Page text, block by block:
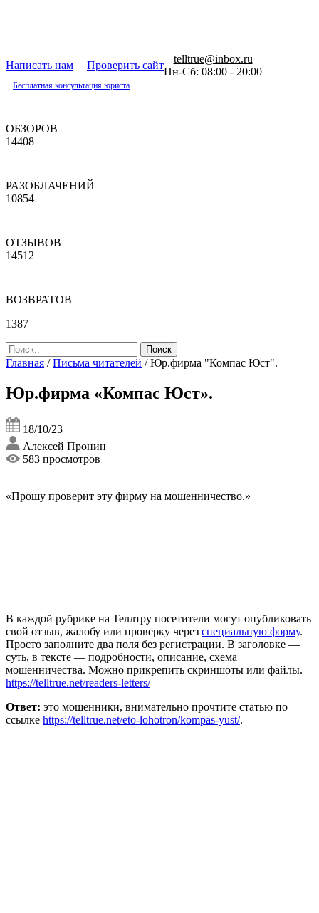
Написать нам Проверить сайт
telltrue@inbox.ru
Пн-Сб: 08:00 - 20:00
Бесплатная консультация юриста
ОБЗОРОВ
14408
РАЗОБЛАЧЕНИЙ
10854
ОТЗЫВОВ
14512
ВОЗВРАТОВ
1387
Главная /Письма читателей /Юр.фирма "Компас Юст".
Юр.фирма «Компас Юст».
18/10/23
Алексей Пронин
583 просмотров
«Прошу проверит эту фирму на мошенничество.»
В каждой рубрике на Теллтру посетители могут опубликовать
свой отзыв, жалобу или проверку через специальную форму.
Просто заполните два поля без регистрации. В заголовке —
суть, в тексте — подробности, описание, схема
мошенничества. Можно прикрепить скриншоты или файлы.
https://telltrue.net/readers-letters/
Ответ: это мошенники, внимательно прочтите статью по
ссылке https://telltrue.net/eto-lohotron/kompas-yust/.